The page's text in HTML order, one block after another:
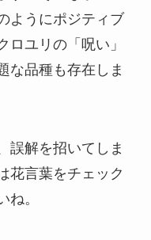
ようにポジティブ
ロユリの「呪い」
な品種も存在しま
誤解を招いてしま
花言葉をチェック
ね。